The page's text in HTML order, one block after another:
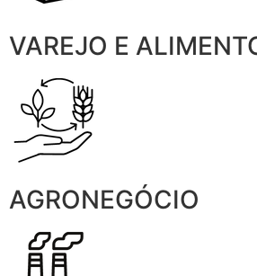
VAREJO E
AGRONEGÓCIO